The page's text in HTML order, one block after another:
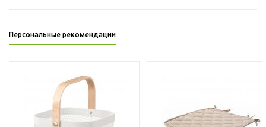
Персональные рекомендации